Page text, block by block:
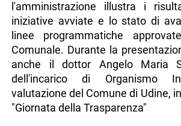
l'amministrazione illustra i
iniziative avviate e lo stato di
linee programmatiche
Comunale. Durante la
anche il dottor Angelo Maria
dell'incarico di Organismo
valutazione del Comune di Udine,
"Giornata della Trasparenza"